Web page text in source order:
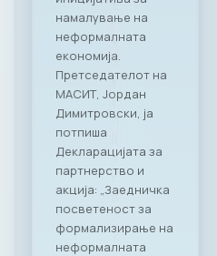
намалување на
неформалната
економија.
Претседателот на
МАСИТ, Јордан
Димитровски, ја
потпиша
Декларацијата за
партнерство и
акција: „Заедничка
посветеност за
формализирање на
неформалната